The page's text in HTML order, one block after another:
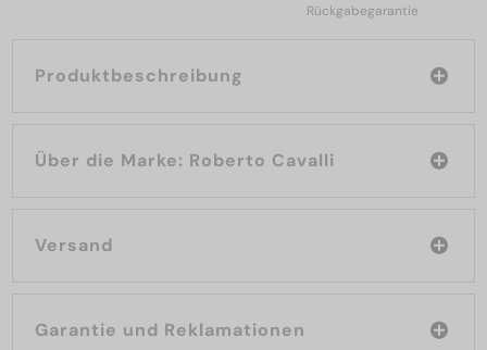
Rückgabegarantie
Produktbeschreibung
Über die Marke: Roberto Cavalli
Versand
Garantie und Reklamationen